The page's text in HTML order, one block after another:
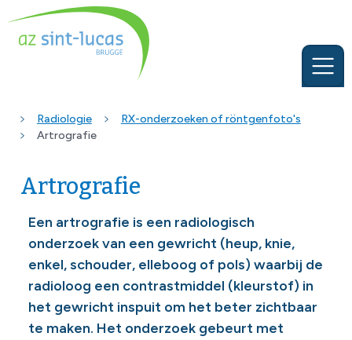
Radiologie
RX-onderzoeken of röntgenfoto's
Artrografie
Artrografie
Een artrografie is een radiologisch
onderzoek van een gewricht (heup, knie,
enkel, schouder, elleboog of pols) waarbij de
radioloog een contrastmiddel (kleurstof) in
het gewricht inspuit om het beter zichtbaar
te maken. Het onderzoek gebeurt met